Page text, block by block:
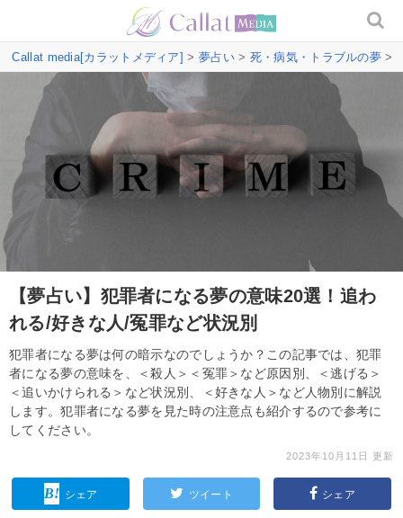
Callat media[カラットメディア] > 夢占い> 死・病気・トラブルの夢 >
【夢占い】犯罪者になる夢の意味20選！追わ
れる/好きな人/冤罪など状況別
犯罪者になる夢は何の暗示なのでしょうか？この記事では、犯罪
者になる夢の意味を、＜殺人＞＜冤罪＞など原因別、＜逃げる＞
＜追いかけられる＞など状況別、＜好きな人＞など人物別に解説
します。犯罪者になる夢を見た時の注意点も紹介するので参考に
してください。
2023年10月11日 更新
シェア ツイート シェア